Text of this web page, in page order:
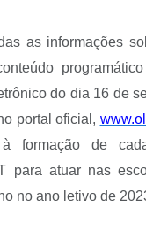
as informações
do dia 16 de
portal oficial,
formação de
para atuar nas
no ano letivo de